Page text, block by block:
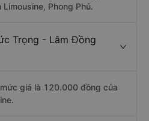
Phong Phú.
Trọng - Lâm Đồng
giá là 120.000 đồng của